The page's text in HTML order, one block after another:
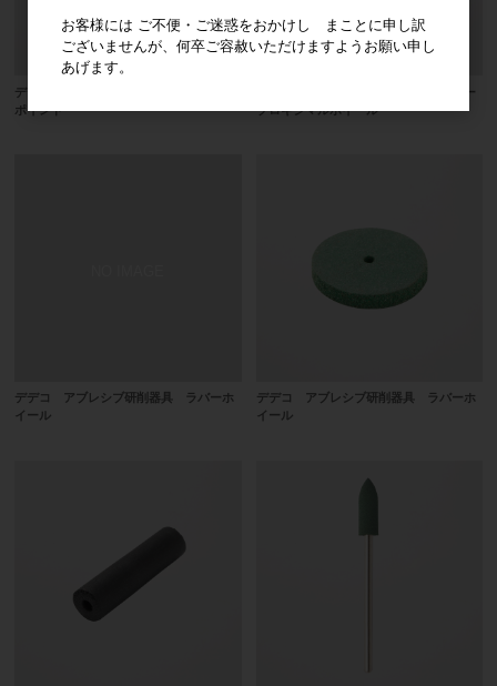
デデコ アブレシブ研削器具 ジャンボ
ポイント
デデコ アブレシブ研削器具 インター
プロキシマルホイール
デデコ アブレシブ研削器具 ラバーホ
イール
デデコ アブレシブ研削器具 ラバーホ
イール
お客様には ご不便・ご迷惑をおかけし まことに申し訳
ございませんが、何卒ご容赦いただけますようお願い申し
あげます。